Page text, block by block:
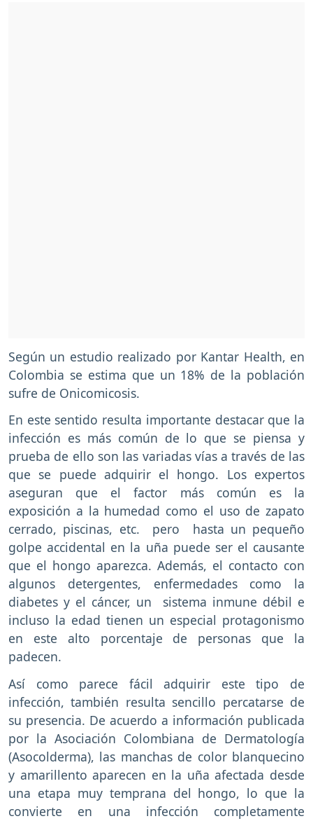
Según un estudio realizado por Kantar Health, en
Colombia se estima que un 18% de la población
sufre de Onicomicosis.
En este sentido resulta importante destacar que la
infección es más común de lo que se piensa y
prueba de ello son las variadas vías a través de las
que se puede adquirir el hongo. Los expertos
aseguran que el factor más común es la
exposición a la humedad como el uso de zapato
cerrado, piscinas, etc. pero hasta un pequeño
golpe accidental en la uña puede ser el causante
que el hongo aparezca. Además, el contacto con
algunos detergentes, enfermedades como la
diabetes y el cáncer, un sistema inmune débil e
incluso la edad tienen un especial protagonismo
en este alto porcentaje de personas que la
padecen.
Así como parece fácil adquirir este tipo de
infección, también resulta sencillo percatarse de
su presencia. De acuerdo a información publicada
por la Asociación Colombiana de Dermatología
(Asocolderma), las manchas de color blanquecino
y amarillento aparecen en la uña afectada desde
una etapa muy temprana del hongo, lo que la
convierte en una infección completamente